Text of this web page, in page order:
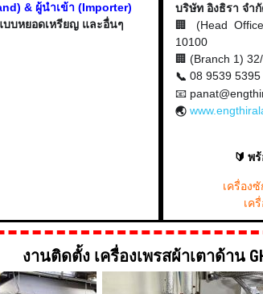
& ผู้นำเข้า (Importer)
บบหยอดเหรียญ และอื่นๆ
บริษัท อิงธิรา จำ
🏢 (Head
10100
🏢 (Branch 1)
📞 08 9539 5395
📧
🌏
🔰 พ
เครื่อง
เค
งานติดตั้ง เครื่องเพรสผ้าเตาด้าน